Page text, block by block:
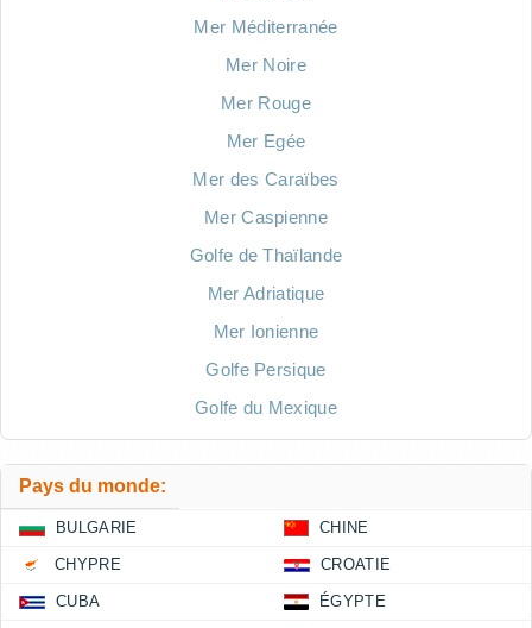
Mer Méditerranée
Mer Noire
Mer Rouge
Mer Egée
Mer des Caraïbes
Mer Caspienne
Golfe de Thaïlande
Mer Adriatique
Mer Ionienne
Golfe Persique
Golfe du Mexique
Pays du monde:
BULGARIE CHINE
CHYPRE CROATIE
CUBA ÉGYPTE